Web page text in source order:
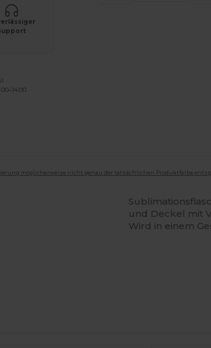
möglicherweise nicht genau der tatsächlichen Produktfarbe
und Deckel mit
Wird in einem